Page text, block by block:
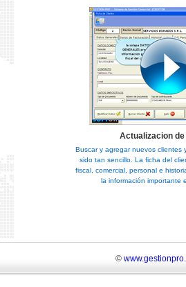
Actualizacion
Buscar y agregar nuevos clientes
sido tan sencillo. La ficha del
fiscal, comercial, personal e
la información importante
©